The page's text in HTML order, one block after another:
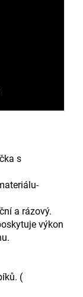
s
a rázový.
výkon
(